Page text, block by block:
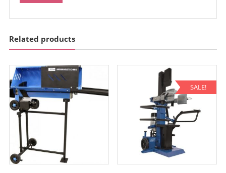
Related products
SALE!